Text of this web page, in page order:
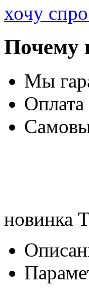
хочу
Почему
Мы
новинка